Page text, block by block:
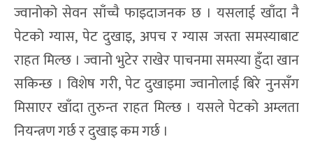
ज्वानोको सेवन साँच्चै फाइदाजनक छ । यसलाई खाँदा नै
पेटको ग्यास, पेट दुखाइ, अपच र ग्यास जस्ता समस्याबाट
राहत मिल्छ । ज्वानो भुटेर राखेर पाचनमा समस्या हुँदा खान
सकिन्छ । विशेष गरी, पेट दुखाइमा ज्वानोलाई बिरे नुनसँग
मिसाएर खाँदा तुरुन्त राहत मिल्छ । यसले पेटको अम्लता
नियन्त्रण गर्छ र दुखाइ कम गर्छ ।